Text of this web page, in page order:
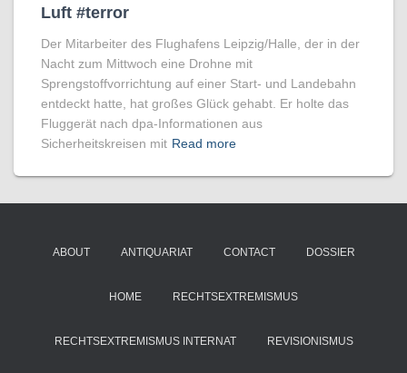
Luft #terror
Der Mitarbeiter des Flughafens Leipzig/Halle, der in der
Nacht zum Mittwoch eine Drohne mit
Sprengstoffvorrichtung auf einer Start- und Landebahn
entdeckt hatte, hat großes Glück gehabt. Er holte das
Fluggerät nach dpa-Informationen aus
Sicherheitskreisen mit Read more
ABOUT ANTIQUARIAT CONTACT DOSSIER
HOME RECHTSEXTREMISMUS
RECHTSEXTREMISMUS INTERNAT REVISIONISMUS